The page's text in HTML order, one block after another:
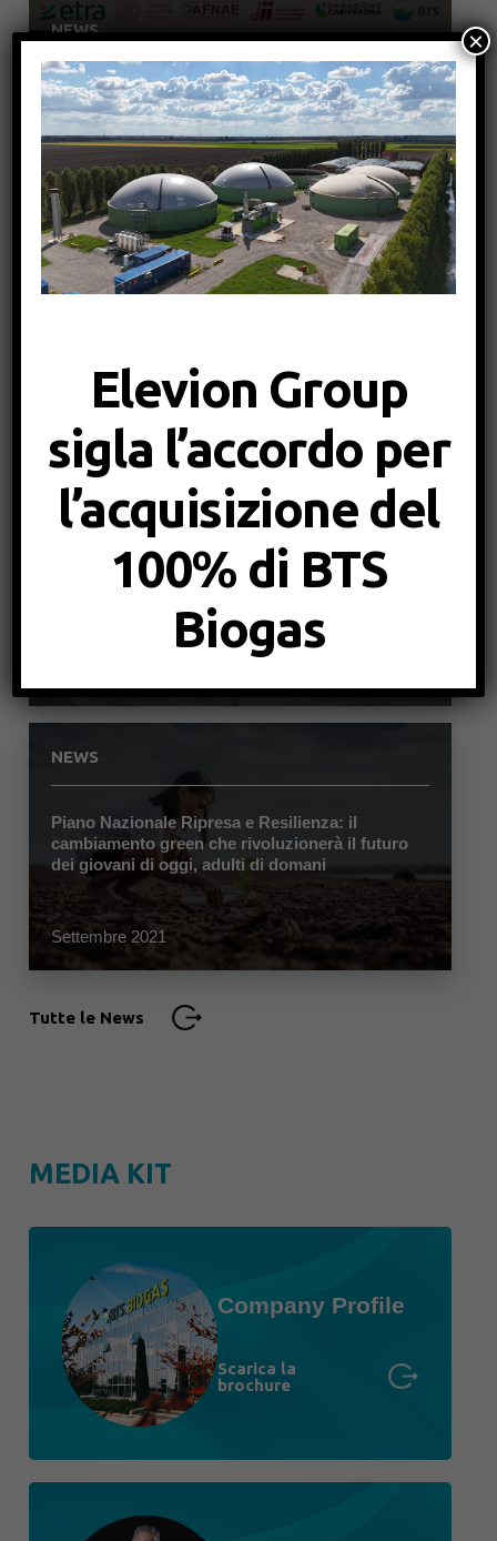
NEWS
Dall’umido di casa all’impianto pilota: La
Bioplastica a fine vita produce biogas
Aprile 2026
NEWS
Aprile 2023
NEWS
Nuovo servizio BTS Biogas: Consulenza
NEWS
Piano Nazionale Ripresa e Resilienza: il
cambiamento green che rivoluzionerà il futuro
dei giovani di oggi, adulti di domani
Settembre 2021
Tutte le News
MEDIA KIT
Company Profile
Scarica la
brochure
Elevion Group
sigla l’accordo per
l’acquisizione del
100% di BTS
Biogas
×